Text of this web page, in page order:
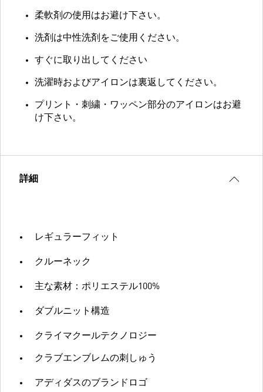
柔軟剤の使用はお避け下さい。
洗剤は中性洗剤をご使用ください。
すぐに取り出してください
洗濯時およびアイロンは裏返してください。
プリント・刺繍・ワッペン部分のアイロンはお避
け下さい。
詳細
レギュラーフィット
クルーネック
主な素材：ポリエステル100%
ダブルニット構造
クライマクールテクノロジー
クラブエンブレムの刺しゅう
アディダスのブランドロゴ